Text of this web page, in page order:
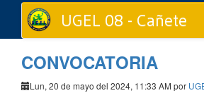
UGEL 08 - Cañete
CONVOCATORIA
Lun, 20 de mayo del 2024, 11:33 AM por